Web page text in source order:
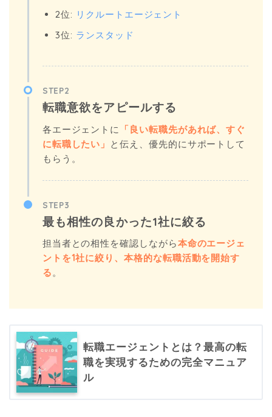
2位: リクルートエージェント
3位: ランスタッド
STEP2
転職意欲をアピールする
各エージェントに 「良い転職先があれば、すぐ
に転職したい」 と伝え、優先的にサポートして
もらう。
STEP3
最も相性の良かった1社に絞る
担当者との相性を確認しながら本命のエージェ
ントを1社に絞り、本格的な転職活動を開始す
る。
転職エージェントとは？最高の転
職を実現するための完全マニュア
ル